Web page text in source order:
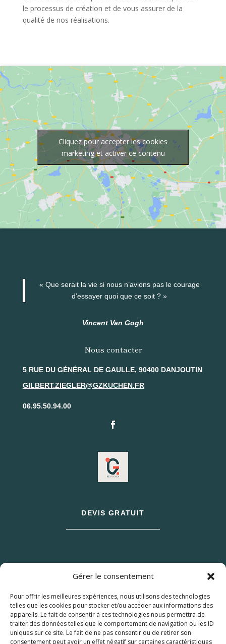
Gérer le consentement
Pour offrir les meilleures expériences, nous utilisons des technologies
telles que les cookies pour stocker et/ou accéder aux informations des
appareils. Le fait de consentir à ces technologies nous permettra de
traiter des données telles que le comportement de navigation ou les ID
uniques sur ce site. Le fait de ne pas consentir ou de retirer son
consentement peut avoir un effet négatif sur certaines caractéristiques
le processus de création et de vous assurer de la
qualité de nos réalisations.
Cliquez pour accepter les cookies
marketing et activer ce contenu
« Que serait la vie si nous n’avions pas le courage
d’essayer quoi que ce soit ? »
Vincent Van Gogh
Nous contacter
5 RUE DU GÉNÉRAL DE GAULLE, 90400 DANJOUTIN
GILBERT.ZIEGLER@GZKUCHEN.FR
06.95.50.94.00
DEVIS GRATUIT